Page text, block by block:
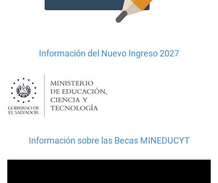
Información del Nuevo Ingreso 2027
Información sobre las Becas MINEDUCYT